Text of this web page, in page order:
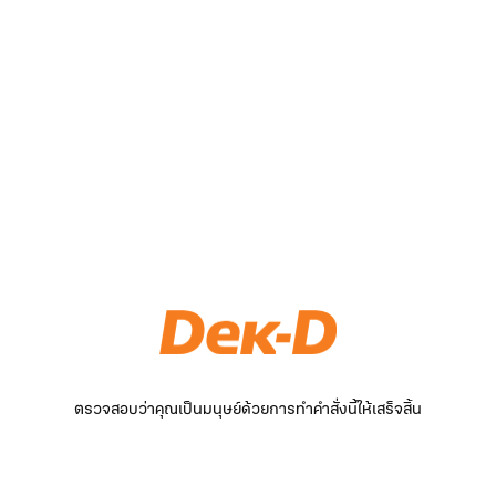
ตรวจสอบว่าคุณเป็นมนุษย์ด้วยการทำคำสั่งนี้ให้เสร็จสิ้น